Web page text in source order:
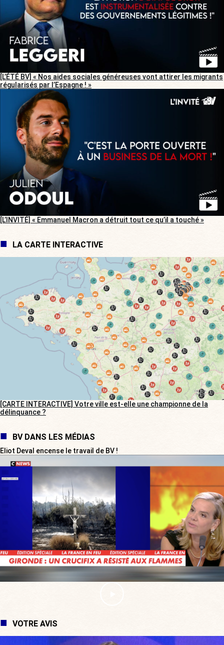
[L’ÉTÉ BV] « Nos aides sociales généreuses vont attirer les migrants
régularisés par l’Espagne ! »
[L’INVITÉ] « Emmanuel Macron a détruit tout ce qu’il a touché »
LA CARTE INTERACTIVE
[CARTE INTERACTIVE] Votre ville est-elle une championne de la
délinquance ?
BV DANS LES MÉDIAS
Eliot Deval encense le travail de BV !
VOTRE AVIS